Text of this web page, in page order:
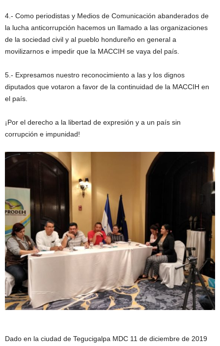
4.- Como periodistas y Medios de Comunicación abanderados de
la lucha anticorrupción hacemos un llamado a las organizaciones
de la sociedad civil y al pueblo hondureño en general a
movilizarnos e impedir que la MACCIH se vaya del país.
5.- Expresamos nuestro reconocimiento a las y los dignos
diputados que votaron a favor de la continuidad de la MACCIH en
el país.
¡Por el derecho a la libertad de expresión y a un país sin
corrupción e impunidad!
Dado en la ciudad de Tegucigalpa MDC 11 de diciembre de 2019